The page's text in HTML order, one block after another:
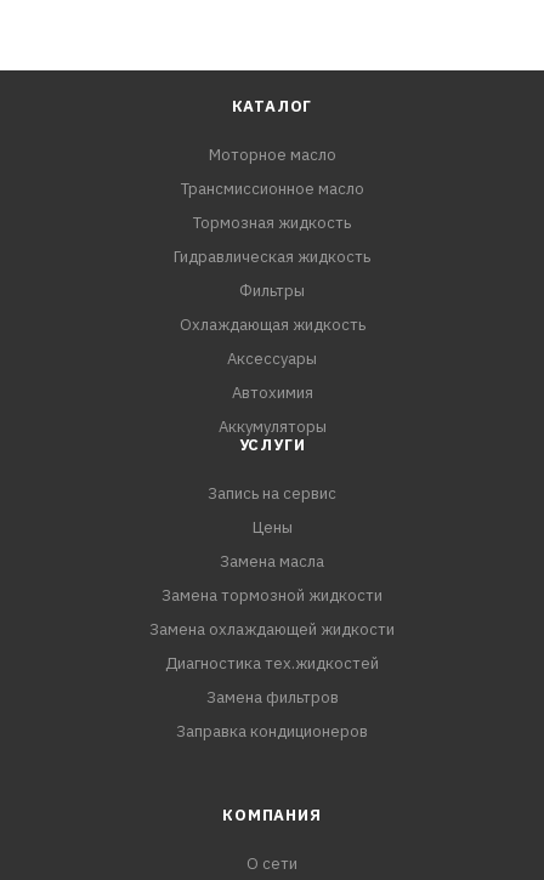
КАТАЛОГ
Моторное масло
Трансмиссионное масло
Тормозная жидкость
Гидравлическая жидкость
Фильтры
Охлаждающая жидкость
Аксессуары
Автохимия
Аккумуляторы
УСЛУГИ
Запись на сервис
Цены
Замена масла
Замена тормозной жидкости
Замена охлаждающей жидкости
Диагностика тех.жидкостей
Замена фильтров
Заправка кондиционеров
КОМПАНИЯ
О сети